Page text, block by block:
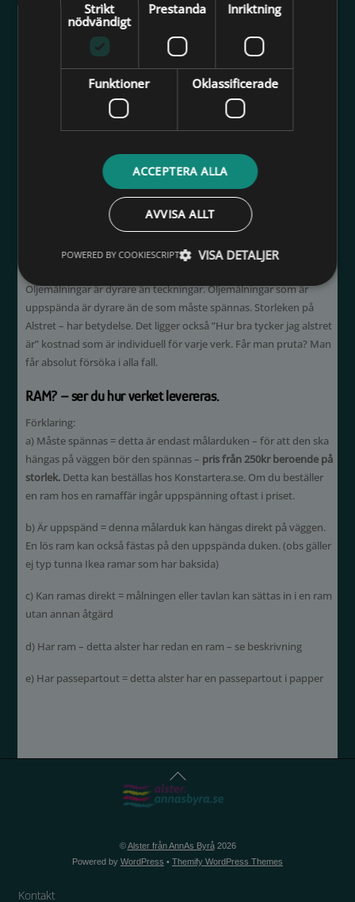
Om att köpa ett Alster
Merparten av mina alster är skapade på arbetstid i min egen firma
– eftersom jag går på kurs på dagtid. Alstren skapas oregelbundet
och som terapi, hobby – de som visas är är från ca år 2000 och
klara att hänga på väggen – oftast behöver de åtgärdas innan. Se
under RAM? nedan och på det aktuella alstret. Många alster är
inte prissatta – utan märkt med ”endast visning” men är du
intresserad så maila på info@alster.annasbyra.se – ange titel på
Oljemålningar är dyrare än teckningar. Oljemålningar som är
uppspända är dyrare än de som måste spännas. Storleken på
Alstret – har betydelse. Det ligger också ”Hur bra tycker jag alstret
är” kostnad som är individuell för varje verk. Får man pruta? Man
får absolut försöka i alla fall.
RAM? – ser du hur verket levereras.
Förklaring:
a) Måste spännas = detta är endast målarduken – för att den ska
hängas på väggen bör den spännas – pris från 250kr beroende på
storlek. Detta kan beställas hos Konstartera.se. Om du beställer
en ram hos en ramaffär ingår uppspänning oftast i priset.
b) Är uppspänd = denna målarduk kan hängas direkt på väggen.
En lös ram kan också fästas på den uppspända duken. (obs gäller
ej typ tunna Ikea ramar som har baksida)
c) Kan ramas direkt = målningen eller tavlan kan sättas in i en ram
utan annan åtgärd
d) Har ram – detta alster har redan en ram – se beskrivning
e) Har passepartout = detta alster har en passepartout i papper
Back
To
©Alster från AnnAs Byrå2026
Powered by WordPress • Themify WordPress Themes
Kontakt
Strikt
nödvändigt
Prestanda Inriktning
Funktioner Oklassificerade
ACCEPTERA ALLA
AVVISA ALLT
VISA DETALJER
POWERED BY COOKIESCRIPT